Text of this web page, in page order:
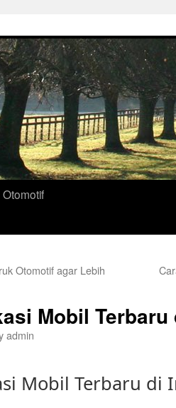
Otomotif
Otomotif agar Lebih
Mobil
admin
Mobil Terbaru di